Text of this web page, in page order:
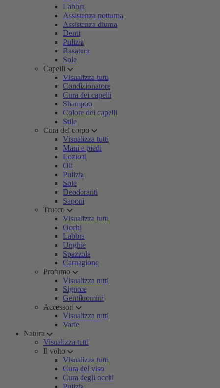
Labbra
Assistenza notturna
Assistenza diurna
Denti
Pulizia
Rasatura
Sole
Capelli
Visualizza tutti
Condizionatore
Cura dei capelli
Shampoo
Colore dei capelli
Stile
Cura del corpo
Visualizza tutti
Mani e piedi
Lozioni
Oli
Pulizia
Sole
Deodoranti
Saponi
Trucco
Visualizza tutti
Occhi
Labbra
Unghie
Spazzola
Carnagione
Profumo
Visualizza tutti
Signore
Gentiluomini
Accessori
Visualizza tutti
Varie
Natura
Visualizza tutti
Il volto
Visualizza tutti
Cura del viso
Cura degli occhi
Pulizia